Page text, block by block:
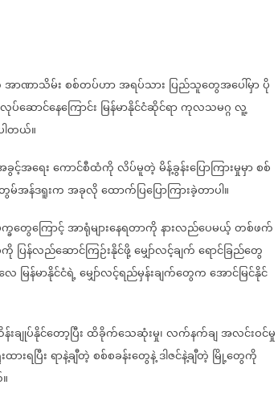
အာဏာသိမ်းစစ်တပ်ဟာအရပ်သား ပြည်သူတွေအပေါ်မှာပို
လုပ်ဆောင်နေကြောင်း မြန်မာနိုင်ငံဆိုင်ရာကုလသမဂ္ဂလူ့
တယ်။
င့်အရေးကောင်စီထံကိုလိပ်မူတဲ့မိန့်ခွန်းပြောကြားမှုမှာစစ်
မ်အန်ဒရူးကအခုလိုထောက်ပြပြောကြားခဲ့တာပါ။
ခတွေကြောင့်အာရုံများနေရတာကိုနားလည်ပေမယ့်တစ်ဖက်
ကို ပြန်လည်ဆောင်ကြဉ်းနိုင်ဖို့မျှော်လင့်ချက်ရောင်ခြည်တွေ
ေ မြန်မာနိုင်ငံရဲ့မျှော်လင့်ရည်မှန်းချက်တွေကအောင်မြင်နိုင်
းချုပ်နိုင်တော့ပြီးထိခိုက်သေဆုံးမှု၊လက်နက်ချအလင်းဝင်မှု
ားရပြီးရာနဲ့ချီတဲ့စစ်စခန်းတွေနဲ့ဒါဇင်နဲ့ချီတဲ့ မြို့တွေကို